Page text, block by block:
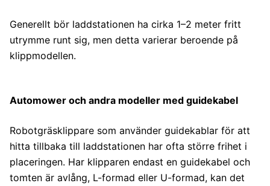
Generellt bör laddstationen ha cirka 1–2 meter fritt
utrymme runt sig, men detta varierar beroende på
klippmodellen.
Automower och andra modeller med guidekabel
Robotgräsklippare som använder guidekablar för att
hitta tillbaka till laddstationen har ofta större frihet i
placeringen. Har klipparen endast en guidekabel och
tomten är avlång, L-formad eller U-formad, kan det